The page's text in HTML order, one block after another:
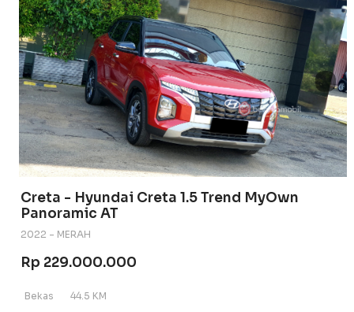
Creta - Hyundai Creta 1.5 Trend MyOwn
Panoramic AT
2022 - MERAH
Rp 229.000.000
Bekas 44.5 KM